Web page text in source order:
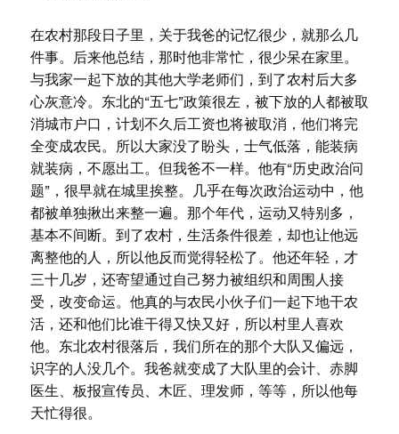
在农村那段日子里，关于我爸的记忆很少，就那么几
件事。后来他总结，那时他非常忙，很少呆在家里。
与我家一起下放的其他大学老师们，到了农村后大多
心灰意冷。东北的“五七”政策很左，被下放的人都被取
消城市户口，计划不久后工资也将被取消，他们将完
全变成农民。所以大家没了盼头，士气低落，能装病
就装病，不愿出工。但我爸不一样。他有“历史政治问
题”，很早就在城里挨整。几乎在每次政治运动中，他
都被单独揪出来整一遍。那个年代，运动又特别多，
基本不间断。到了农村，生活条件很差，却也让他远
离整他的人，所以他反而觉得轻松了。他还年轻，才
三十几岁，还寄望通过自己努力被组织和周围人接
受，改变命运。他真的与农民小伙子们一起下地干农
活，还和他们比谁干得又快又好，所以村里人喜欢
他。东北农村很落后，我们所在的那个大队又偏远，
识字的人没几个。我爸就变成了大队里的会计、赤脚
医生、板报宣传员、木匠、理发师，等等，所以他每
天忙得很。